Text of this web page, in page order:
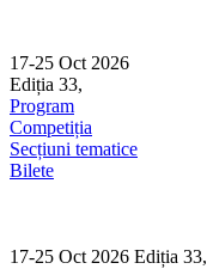
content
17-25 Oct 2026
Ediția 33,
Program
Competiția
Secțiuni tematice
Bilete
17-25 Oct 2026 Ediția 33,